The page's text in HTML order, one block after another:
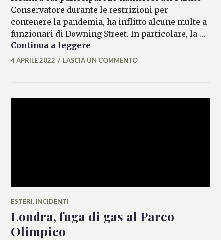
Conservatore durante le restrizioni per
contenere la pandemia, ha inflitto alcune multe a
funzionari di Downing Street. In particolare, la …
Continua a leggere
FEDERICO
4 APRILE 2022 LASCIA UN COMMENTO
ESTERI, INCIDENTI
Londra, fuga di gas al Parco
Olimpico